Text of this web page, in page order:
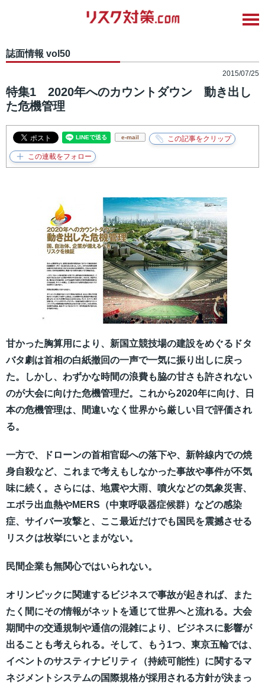
誌面情報 vol50
2015/07/25
特集1 2020年へのカウントダウン 動き出し
た危機管理
e-mail
甘かった胸算用により、新国立競技場の建設をめぐるドタ
バタ劇は首相の白紙撤回の一声で一気に振り出しに戻っ
た。しかし、わずかな時間の浪費も脇の甘さも許されない
のが大会に向けた危機管理だ。これから2020年に向け、日
本の危機管理は、間違いなく世界から厳しい目で評価され
る。
一方で、ドローンの首相官邸への落下や、新幹線内での焼
身自殺など、これまで考えもしなかった事故や事件が不気
味に続く。さらには、地震や大雨、噴火などの気象災害、
エボラ出血熱やMERS（中東呼吸器症候群）などの感染
症、サイバー攻撃と、ここ最近だけでも国民を震撼させる
リスクは枚挙にいとまがない。
民間企業も無関心ではいられない。
オリンピックに関連するビジネスで事故が起きれば、また
たく間にその情報がネットを通じて世界へと流れる。大会
期間中の交通規制や通信の混雑により、ビジネスに影響が
出ることも考えられる。そして、もう1つ、東京五輪では、
イベントのサスティナビリティ（持続可能性）に関するマ
ネジメントシステムの国際規格が採用される方針が決まっ